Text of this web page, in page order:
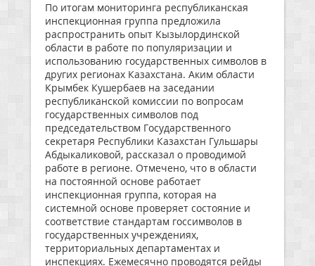
По итогам мониторинга республиканская
инспекционная группа предложила
распространить опыт Кызылординской
области в работе по популяризации и
использованию государственных символов в
других регионах Казахстана. Аким области
Крымбек Кушербаев на заседании
республиканской комиссии по вопросам
государственных символов под
председательством Государственного
секретаря Республики Казахстан Гульшары
Абдыкаликовой, рассказал о проводимой
работе в регионе. Отмечено, что в области
на постоянной основе работает
инспекционная группа, которая на
системной основе проверяет состояние и
соответствие стандартам госсимволов в
государственных учреждениях,
территориальных департаментах и
инспекциях. Ежемесячно проводятся рейды